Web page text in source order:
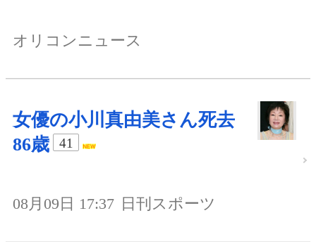
オリコンニュース
女優の小川真由美さん死去
86歳
41
08月09日 17:37 日刊スポーツ